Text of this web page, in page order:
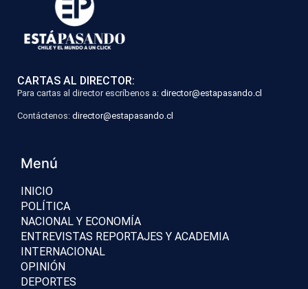
CARTAS AL DIRECTOR:
Para cartas al director escríbenos a: director@estapasando.cl
Contáctenos: director@estapasando.cl
Menú
INICIO
POLÍTICA
NACIONAL Y ECONOMÍA
ENTREVISTAS REPORTAJES Y ACADEMIA
INTERNACIONAL
OPINIÓN
DEPORTES